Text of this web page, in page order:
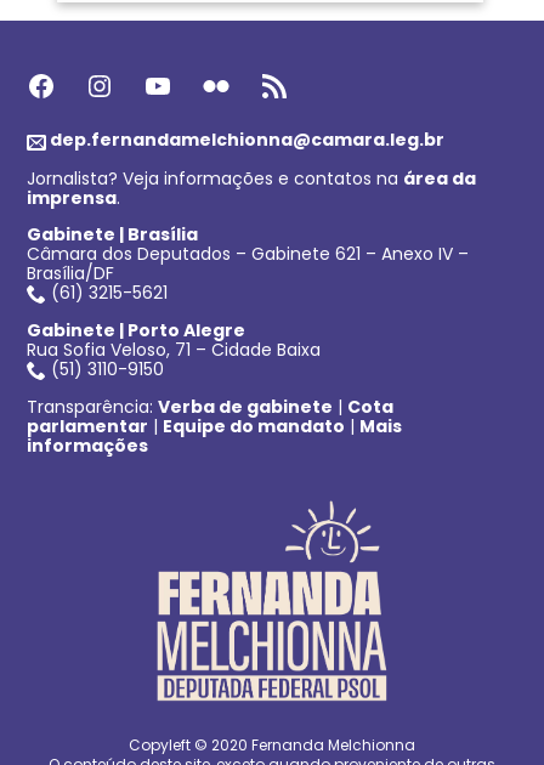
Facebook Instagram Youtube Flickr Feed RSS
dep.fernandamelchionna@camara.leg.br
Jornalista? Veja informações e contatos na área da
imprensa.
Gabinete | Brasília
Câmara dos Deputados – Gabinete 621 – Anexo IV –
Brasília/DF
(61) 3215-5621
Gabinete | Porto Alegre
Rua Sofia Veloso, 71 – Cidade Baixa
(51) 3110-9150
Transparência:Verba de gabinete | Cota
parlamentar | Equipe do mandato | Mais
informações
Copyleft © 2020 Fernanda Melchionna